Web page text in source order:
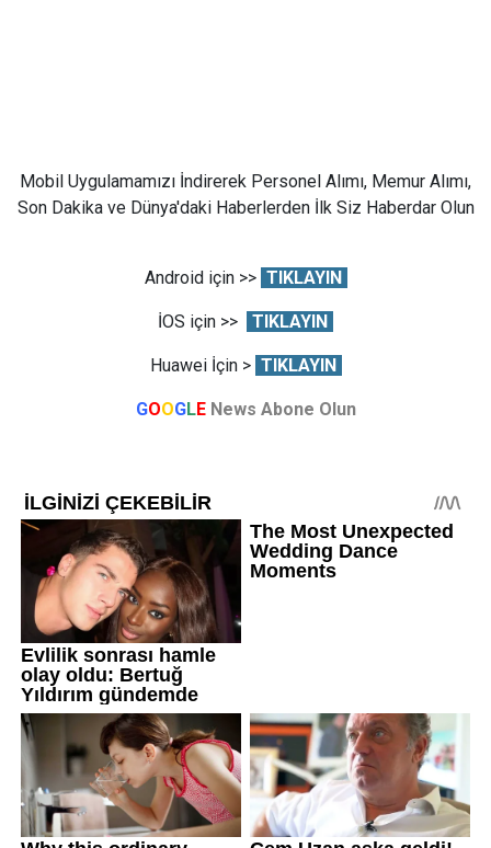
Mobil Uygulamamızı İndirerek Personel Alımı, Memur Alımı,
Son Dakika ve Dünya'daki Haberlerden İlk Siz Haberdar Olun
Android için >> TIKLAYIN
İOS için >> TIKLAYIN
Huawei İçin > TIKLAYIN
GOOGLE News Abone Olun